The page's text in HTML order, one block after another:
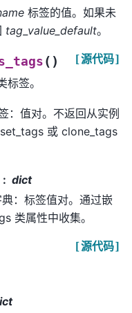
标签的值。如果未
tag_value_default。
( ) [源代码]
签。
：值对。不返回从实例
或 clone_tags
dict
：标签值对。通过嵌
类属性中收集。
[源代码]